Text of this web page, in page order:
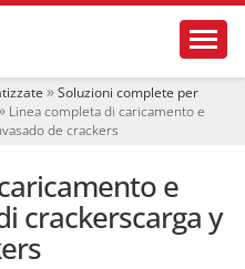
Soluzioni complete per
Linea completa di caricamento e
de crackers
e
crackerscarga y